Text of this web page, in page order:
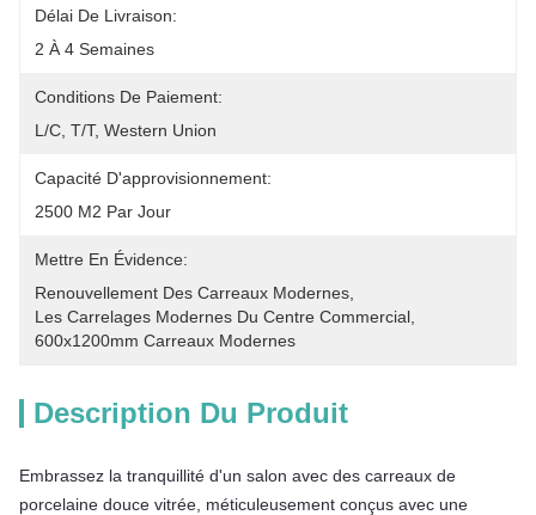
Délai De Livraison:
2 À 4 Semaines
Conditions De Paiement:
L/C, T/T, Western Union
Capacité D'approvisionnement:
2500 M2 Par Jour
Mettre En Évidence:
Renouvellement Des Carreaux Modernes
Les Carrelages Modernes Du Centre Commercial
600x1200mm Carreaux Modernes
Description Du Produit
Embrassez la tranquillité d'un salon avec des carreaux de
porcelaine douce vitrée, méticuleusement conçus avec une